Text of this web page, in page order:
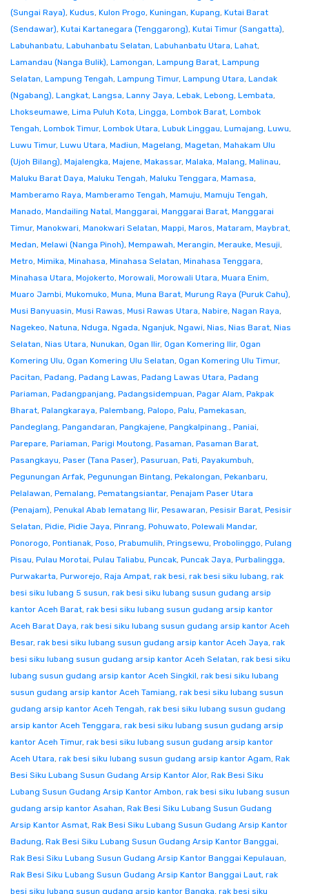
(Sungai Raya), Kudus, Kulon Progo, Kuningan, Kupang, Kutai Barat
(Sendawar), Kutai Kartanegara (Tenggarong), Kutai Timur (Sangatta),
Labuhanbatu, Labuhanbatu Selatan, Labuhanbatu Utara, Lahat,
Lamandau (Nanga Bulik), Lamongan, Lampung Barat, Lampung
Selatan, Lampung Tengah, Lampung Timur, Lampung Utara, Landak
(Ngabang), Langkat, Langsa, Lanny Jaya, Lebak, Lebong, Lembata,
Lhokseumawe, Lima Puluh Kota, Lingga, Lombok Barat, Lombok
Tengah, Lombok Timur, Lombok Utara, Lubuk Linggau, Lumajang, Luwu,
Luwu Timur, Luwu Utara, Madiun, Magelang, Magetan, Mahakam Ulu
(Ujoh Bilang), Majalengka, Majene, Makassar, Malaka, Malang, Malinau,
Maluku Barat Daya, Maluku Tengah, Maluku Tenggara, Mamasa,
Mamberamo Raya, Mamberamo Tengah, Mamuju, Mamuju Tengah,
Manado, Mandailing Natal, Manggarai, Manggarai Barat, Manggarai
Timur, Manokwari, Manokwari Selatan, Mappi, Maros, Mataram, Maybrat,
Medan, Melawi (Nanga Pinoh), Mempawah, Merangin, Merauke, Mesuji,
Metro, Mimika, Minahasa, Minahasa Selatan, Minahasa Tenggara,
Minahasa Utara, Mojokerto, Morowali, Morowali Utara, Muara Enim,
Muaro Jambi, Mukomuko, Muna, Muna Barat, Murung Raya (Puruk Cahu),
Musi Banyuasin, Musi Rawas, Musi Rawas Utara, Nabire, Nagan Raya,
Nagekeo, Natuna, Nduga, Ngada, Nganjuk, Ngawi, Nias, Nias Barat, Nias
Selatan, Nias Utara, Nunukan, Ogan Ilir, Ogan Komering Ilir, Ogan
Komering Ulu, Ogan Komering Ulu Selatan, Ogan Komering Ulu Timur,
Pacitan, Padang, Padang Lawas, Padang Lawas Utara, Padang
Pariaman, Padangpanjang, Padangsidempuan, Pagar Alam, Pakpak
Bharat, Palangkaraya, Palembang, Palopo, Palu, Pamekasan,
Pandeglang, Pangandaran, Pangkajene, Pangkalpinang., Paniai,
Parepare, Pariaman, Parigi Moutong, Pasaman, Pasaman Barat,
Pasangkayu, Paser (Tana Paser), Pasuruan, Pati, Payakumbuh,
Pegunungan Arfak, Pegunungan Bintang, Pekalongan, Pekanbaru,
Pelalawan, Pemalang, Pematangsiantar, Penajam Paser Utara
(Penajam), Penukal Abab lematang Ilir, Pesawaran, Pesisir Barat, Pesisir
Selatan, Pidie, Pidie Jaya, Pinrang, Pohuwato, Polewali Mandar,
Ponorogo, Pontianak, Poso, Prabumulih, Pringsewu, Probolinggo, Pulang
Pisau, Pulau Morotai, Pulau Taliabu, Puncak, Puncak Jaya, Purbalingga,
Purwakarta, Purworejo, Raja Ampat, rak besi, rak besi siku lubang, rak
besi siku lubang 5 susun, rak besi siku lubang susun gudang arsip
kantor Aceh Barat, rak besi siku lubang susun gudang arsip kantor
Aceh Barat Daya, rak besi siku lubang susun gudang arsip kantor Aceh
Besar, rak besi siku lubang susun gudang arsip kantor Aceh Jaya, rak
besi siku lubang susun gudang arsip kantor Aceh Selatan, rak besi siku
lubang susun gudang arsip kantor Aceh Singkil, rak besi siku lubang
susun gudang arsip kantor Aceh Tamiang, rak besi siku lubang susun
gudang arsip kantor Aceh Tengah, rak besi siku lubang susun gudang
arsip kantor Aceh Tenggara, rak besi siku lubang susun gudang arsip
kantor Aceh Timur, rak besi siku lubang susun gudang arsip kantor
Aceh Utara, rak besi siku lubang susun gudang arsip kantor Agam, Rak
Besi Siku Lubang Susun Gudang Arsip Kantor Alor, Rak Besi Siku
Lubang Susun Gudang Arsip Kantor Ambon, rak besi siku lubang susun
gudang arsip kantor Asahan, Rak Besi Siku Lubang Susun Gudang
Arsip Kantor Asmat, Rak Besi Siku Lubang Susun Gudang Arsip Kantor
Badung, Rak Besi Siku Lubang Susun Gudang Arsip Kantor Banggai,
Rak Besi Siku Lubang Susun Gudang Arsip Kantor Banggai Kepulauan,
Rak Besi Siku Lubang Susun Gudang Arsip Kantor Banggai Laut, rak
besi siku lubang susun gudang arsip kantor Bangka, rak besi siku